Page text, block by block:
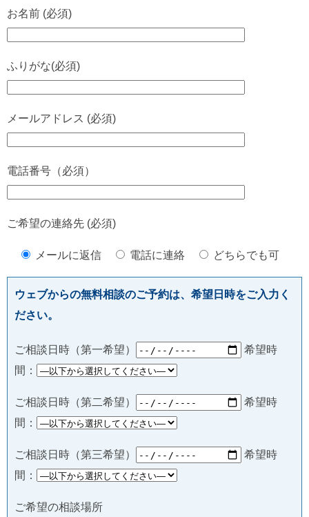
お名前 (必須)
ふりがな(必須)
メールアドレス (必須)
電話番号（必須）
ご希望の連絡先 (必須)
メールに返信 電話に連絡 どちらでも可
ウェブからの無料相談のご予約は、希望日時をご入力く
ださい。
ご相談日時（第一希望）
希望時
間：
ご相談日時（第二希望）
希望時
間：
ご相談日時（第三希望）
希望時
間：
ご希望の相談場所